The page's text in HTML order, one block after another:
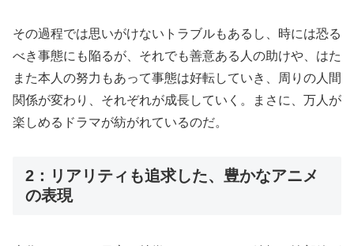
その過程では思いがけないトラブルもあるし、時には恐る
べき事態にも陥るが、それでも善意ある人の助けや、はた
また本人の努力もあって事態は好転していき、周りの人間
関係が変わり、それぞれが成長していく。まさに、万人が
楽しめるドラマが紡がれているのだ。
2：リアリティも追求した、豊かなアニメ
の表現